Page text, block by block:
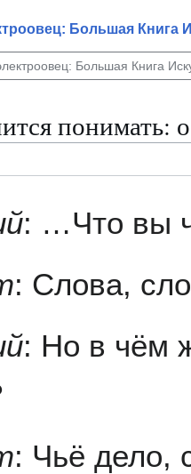
Большая Книга
понимать:
: …Что вы
: Слова,
: Но в чём
: Чьё дело,